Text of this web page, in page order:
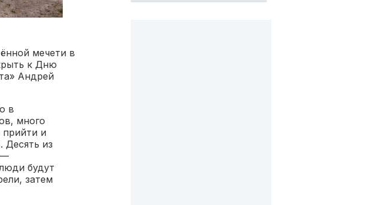
мечети в
к Дню
Андрей
в
много
прийти и
Десять из
—
будут
затем